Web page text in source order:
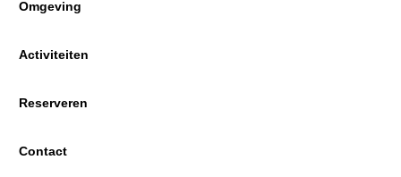
Omgeving
Activiteiten
Reserveren
Contact